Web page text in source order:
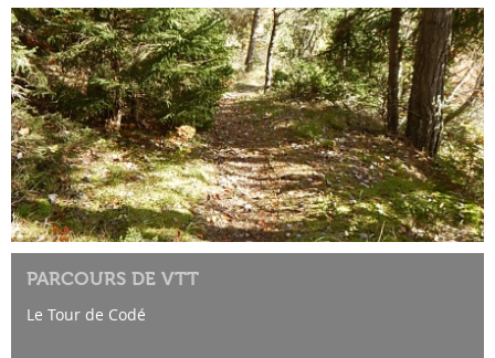
PARCOURS DE VTT
Le Tour de Codé